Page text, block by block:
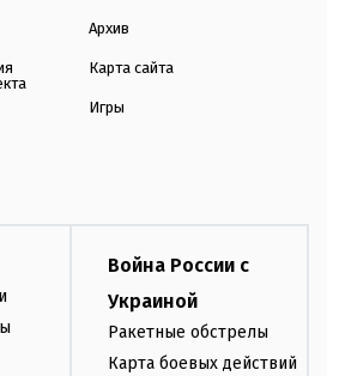
Архив
Карта сайта
Игры
Война России с
Украиной
Ракетные обстрелы
Карта боевых действий